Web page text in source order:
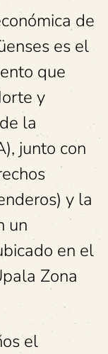
de
es el
que
y
la
junto con
y la
un
en el
Zona
el